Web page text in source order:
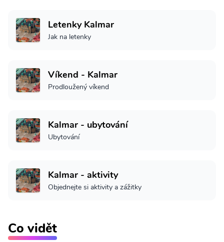
Letenky Kalmar
Jak na letenky
Víkend - Kalmar
Prodloužený víkend
Kalmar - ubytování
Ubytování
Kalmar - aktivity
Objednejte si aktivity a zážitky
Co vidět